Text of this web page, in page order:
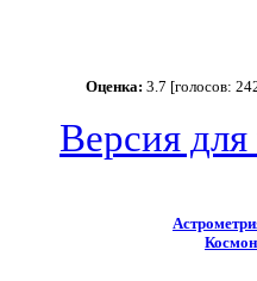
Оценка: 3.7 [голосов:
Версия для